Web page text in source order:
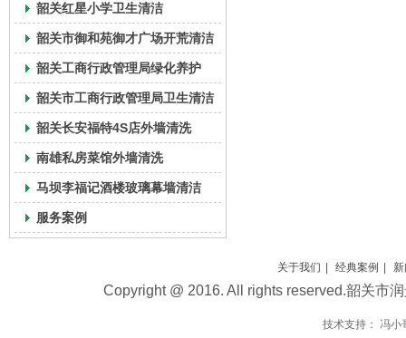
韶关红星小学卫生清洁
韶关市御和苑御才广场开荒清洁
韶关工商行政管理局绿化养护
韶关市工商行政管理局卫生清洁
韶关长安福特4S店外墙清洗
南雄私房菜馆外墙清洗
马坝李福记酒楼玻璃幕墙清洁
服务案例
关于我们 经典案例
Copyright @ 2016. All rights reserved.韶关市
技术支持： 冯小